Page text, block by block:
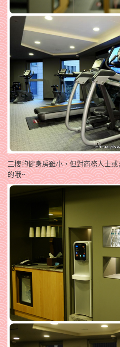
三樓的健身房雖小，但對商務人士
的哦~